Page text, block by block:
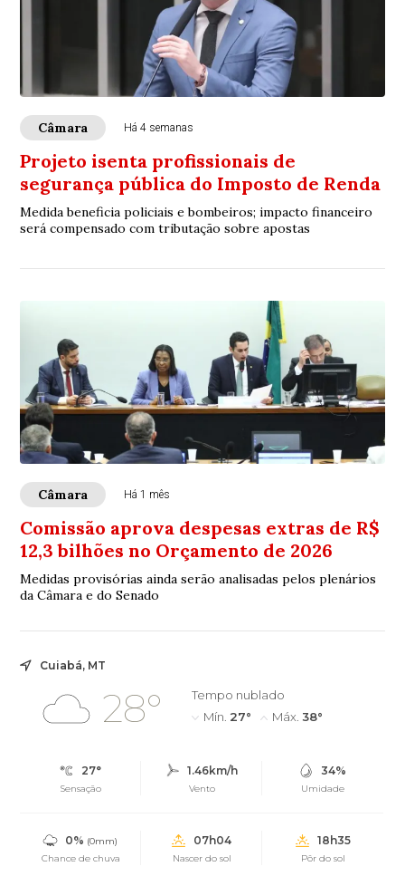
Câmara Há 4 semanas
Projeto isenta profissionais de
segurança pública do Imposto de Renda
Medida beneficia policiais e bombeiros; impacto financeiro
será compensado com tributação sobre apostas
Câmara Há 1 mês
Comissão aprova despesas extras de R$
12,3 bilhões no Orçamento de 2026
Medidas provisórias ainda serão analisadas pelos plenários
da Câmara e do Senado
Cuiabá, MT
28°
Tempo nublado
Mín. 27° Máx. 38°
27°
Sensação
1.46km/h
Vento
34%
Umidade
0% (0mm)
Chance de chuva
07h04
Nascer do sol
18h35
Pôr do sol